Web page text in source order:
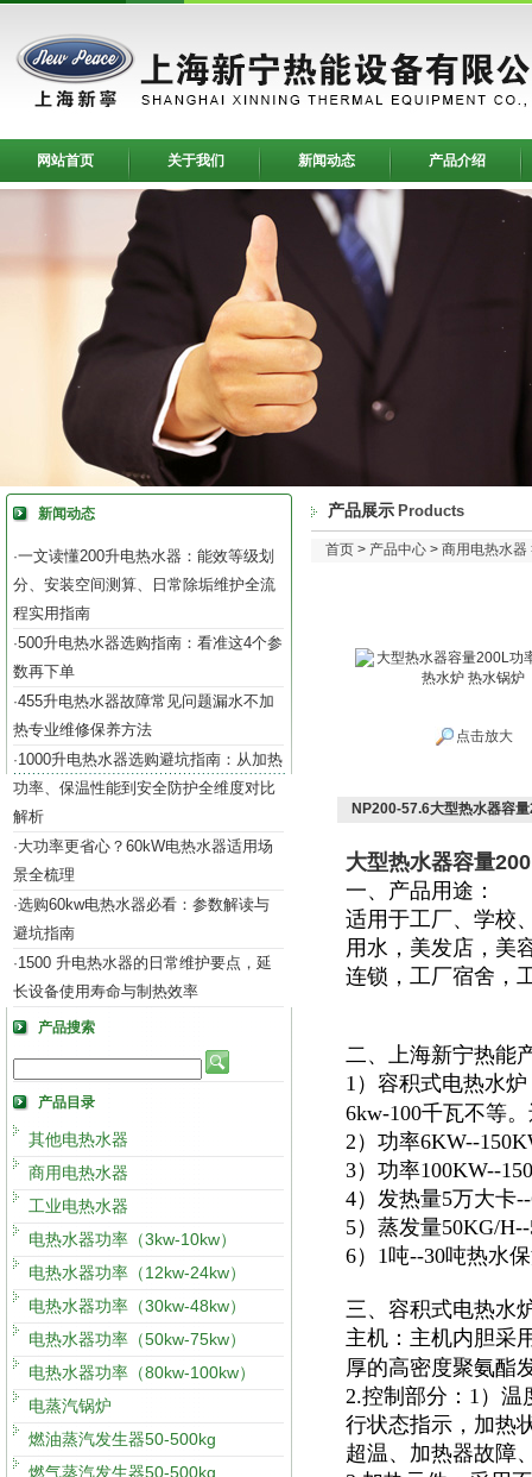
网站首页 关于我们 新闻动态 产品介绍
新闻动态
·一文读懂200升电热水器：能效等级划
分、安装空间测算、日常除垢维护全流
程实用指南
·500升电热水器选购指南：看准这4个参
数再下单
·455升电热水器故障常见问题漏水不加
热专业维修保养方法
·1000升电热水器选购避坑指南：从加热
功率、保温性能到安全防护全维度对比
解析
·大功率更省心？60kW电热水器适用场
景全梳理
·选购60kw电热水器必看：参数解读与
避坑指南
·1500 升电热水器的日常维护要点，延
长设备使用寿命与制热效率
产品搜索
产品目录
其他电热水器
商用电热水器
工业电热水器
电热水器功率（3kw-10kw）
电热水器功率（12kw-24kw）
电热水器功率（30kw-48kw）
电热水器功率（50kw-75kw）
电热水器功率（80kw-100kw）
电蒸汽锅炉
燃油蒸汽发生器50-500kg
燃气蒸汽发生器50-500kg
产品展示 Products
首页 > 产品中心 > 商用电热水器
点击放大
NP200-57.6大型热水器容
大型热水器容量
一、产品用途：
适用于工厂、学校
用水，美发店，美
连锁，工厂宿舍，
二、上海新宁热能
1）容积式电热水
6kw-100千瓦不等
2）功率6KW--
3）功率100KW--
4）发热量5万大卡
5）蒸发量50KG/
6）1吨--30吨热水
三、容积式电热水
主机：主机内胆采
厚的高密度聚氨酯
2.控制部分：1）温
行状态指示，加热
超温、加热器故障